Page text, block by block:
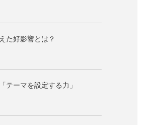
た好影響とは？
テーマを設定する力」